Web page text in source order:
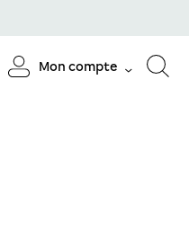
Mon compte